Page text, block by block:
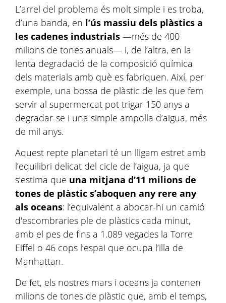
L’arrel del problema és molt simple i es troba,
d’una banda, en l’ús massiu dels plàstics a
les cadenes industrials —més de 400
milions de tones anuals— i, de l’altra, en la
lenta degradació de la composició química
dels materials amb què es fabriquen. Així, per
exemple, una bossa de plàstic de les que fem
servir al supermercat pot trigar 150 anys a
degradar-se i una simple ampolla d’aigua, més
de mil anys.
Aquest repte planetari té un lligam estret amb
l’equilibri delicat del cicle de l’aigua, ja que
s’estima que una mitjana d’11 milions de
tones de plàstic s’aboquen any rere any
als oceans: l’equivalent a abocar-hi un camió
d'escombraries ple de plàstics cada minut,
amb el pes de fins a 1.089 vegades la Torre
Eiffel o 46 cops l’espai que ocupa l’illa de
Manhattan.
De fet, els nostres mars i oceans ja contenen
milions de tones de plàstic que, amb el temps,